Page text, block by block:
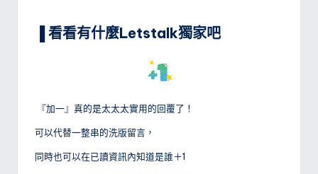
▐ 看看有什麼Letstalk獨家吧
『加一』真的是太太太實用的回覆了！
可以代替一整串的洗版留言，
同時也可以在已讀資訊內知道是誰＋1